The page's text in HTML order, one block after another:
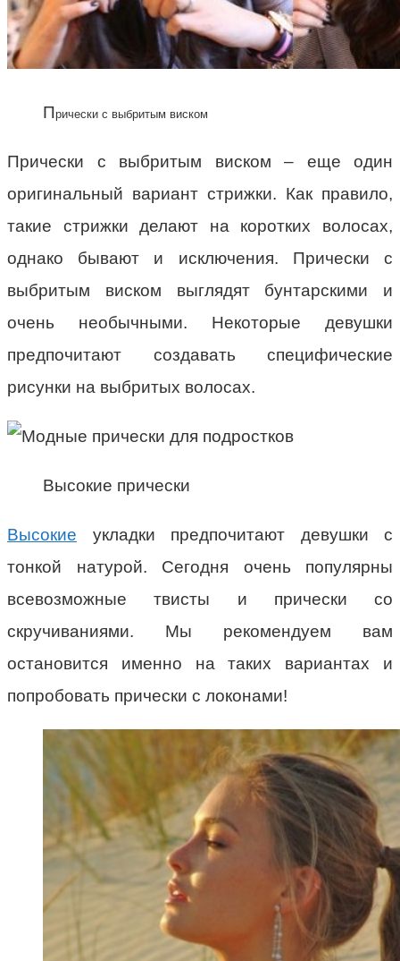
Прически с выбритым виском
Прически с выбритым виском – еще один
оригинальный вариант стрижки. Как правило,
такие стрижки делают на коротких волосах,
однако бывают и исключения. Прически с
выбритым виском выглядят бунтарскими и
очень необычными. Некоторые девушки
предпочитают создавать специфические
рисунки на выбритых волосах.
Высокие прически
Высокие укладки предпочитают девушки с
тонкой натурой. Сегодня очень популярны
всевозможные твисты и прически со
скручиваниями. Мы рекомендуем вам
остановится именно на таких вариантах и
попробовать прически с локонами!